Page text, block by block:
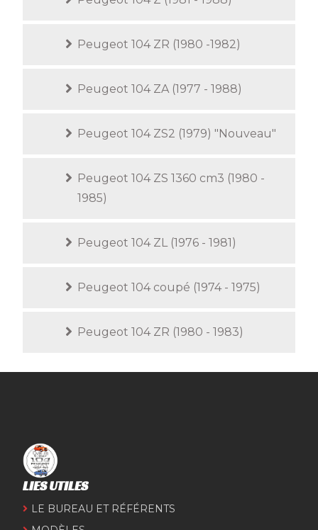
Peugeot 104 ZR (1980 -1982)
Peugeot 104 ZA (1977 - 1988)
Peugeot 104 ZS2 (1979) "Nouveau"
Peugeot 104 ZS 1360 cm3 (1980 -
1985)
Peugeot 104 ZL (1976 - 1981)
Peugeot 104 coupé (1974 - 1975)
Peugeot 104 ZR (1980 - 1983)
LIES UTILES
LE BUREAU ET RÉFÉRENTS